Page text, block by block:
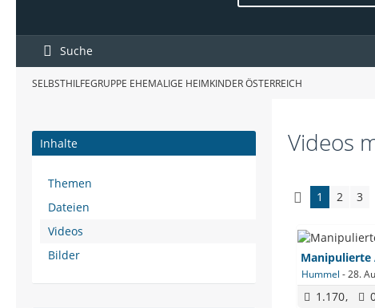
Suche
SELBSTHILFEGRUPPE EHEMALIGE HEIMKINDER ÖSTERREICH
Inhalte
Themen
Dateien
Videos
Bilder
Videos
1 2 3
Manipulierte
Hummel -28.
1.170